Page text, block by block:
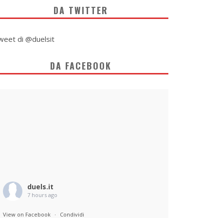
DA TWITTER
di @duelsit
DA FACEBOOK
duels.it
7 hours ago
View on Facebook · Condividi